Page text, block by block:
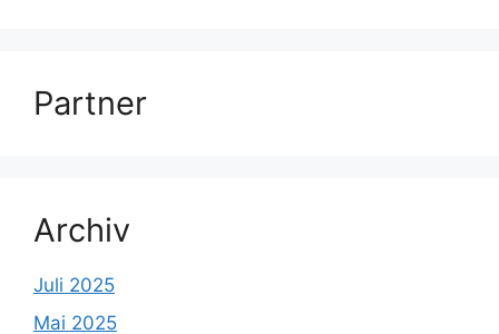
Partner
Archiv
Juli 2025
Mai 2025